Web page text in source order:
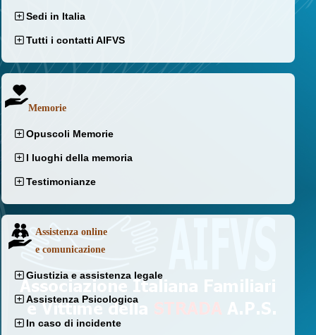
Sedi in Italia
Tutti i contatti AIFVS
Memorie
Opuscoli Memorie
I luoghi della memoria
Testimonianze
Assistenza online
e comunicazione
Giustizia e assistenza legale
Assistenza Psicologica
In caso di incidente